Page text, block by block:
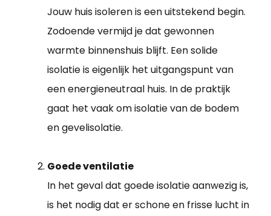
Jouw huis isoleren is een uitstekend begin.
Zodoende vermijd je dat gewonnen
warmte binnenshuis blijft. Een solide
isolatie is eigenlijk het uitgangspunt van
een energieneutraal huis. In de praktijk
gaat het vaak om isolatie van de bodem
en gevelisolatie.
Goede ventilatie
In het geval dat goede isolatie aanwezig is,
is het nodig dat er schone en frisse lucht in